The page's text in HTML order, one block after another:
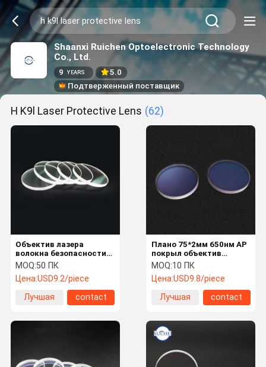
Shaanxi Ruichen Optoelectronic Technology
Co., Ltd.
9 YEARS
5.0
Подтверженный поставщик
H K9l Laser Protective Lens (62)
Объектив лазера
волокна безопасности
Дя 40мм 1.5мм 2мм 3мм
Х-К9Л защитный
MOQ:50 ПК
Цена:USD9.2/piece
Лучшая
contact
Плано 75*2мм 650нм АР
покрыл объектив
лазера волокна Х-К9Л
защитный
MOQ:10 ПК
Цена:USD9.8/piece
Лучшая
contact